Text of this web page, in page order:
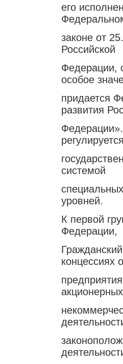
его
законе от
Российской
Федерации,
особое
придается
развития
системой
уровней.
К первой
Федерации,
концессиях о